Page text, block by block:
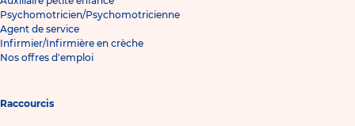
Psychomotricien/Psychomotricienne
Agent de service
Infirmier/Infirmière en crèche
Nos offres d'emploi
Raccourcis